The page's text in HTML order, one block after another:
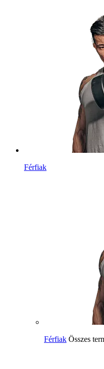
Férfiak
Férfiak Összes